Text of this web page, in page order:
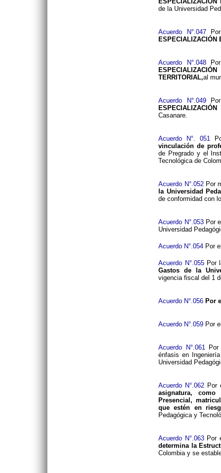
de la Universidad
Acuerdo N°.047
ESPECIALIZACIÓN
Acuerdo N°.048
TERRITORIAL,al
Acuerdo N°.049
Casanare.
Acuerdo N°. 051
vinculación de
de Pregrado y el
Tecnológica de
Acuerdo N°.052Por
la Universidad
de conformidad con
Acuerdo N°.053Por
Universidad
Acuerdo N°.054 Por
Acuerdo N°.055Por
Gastos de la
vigencia fiscal del 1
Acuerdo N°.056 Por
Acuerdo N°.059 Por
Acuerdo N°.061
énfasis en
Universidad
Acuerdo N°.062 Por
asignatura,
Presencial,
que estén en
Pedagógica y
Acuerdo N°.063Por
determina la
Colombia y se